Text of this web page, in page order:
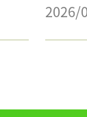
2026/
りに